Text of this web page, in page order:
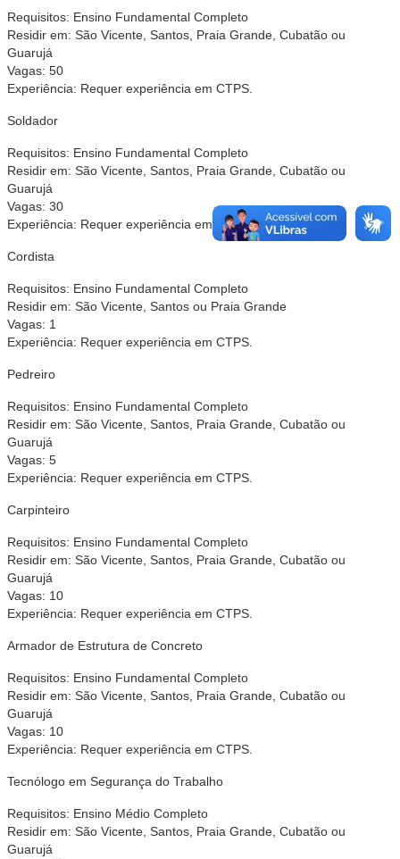
Requisitos: Ensino Fundamental Completo
Residir em: São Vicente, Santos, Praia Grande, Cubatão ou
Guarujá
Vagas: 50
Experiência: Requer experiência em CTPS.
Soldador
Requisitos: Ensino Fundamental Completo
Residir em: São Vicente, Santos, Praia Grande, Cubatão ou
Guarujá
Vagas: 30
Experiência: Requer experiência em CTPS.
Cordista
Requisitos: Ensino Fundamental Completo
Residir em: São Vicente, Santos ou Praia Grande
Vagas: 1
Experiência: Requer experiência em CTPS.
Pedreiro
Requisitos: Ensino Fundamental Completo
Residir em: São Vicente, Santos, Praia Grande, Cubatão ou
Guarujá
Vagas: 5
Experiência: Requer experiência em CTPS.
Carpinteiro
Requisitos: Ensino Fundamental Completo
Residir em: São Vicente, Santos, Praia Grande, Cubatão ou
Guarujá
Vagas: 10
Experiência: Requer experiência em CTPS.
Armador de Estrutura de Concreto
Requisitos: Ensino Fundamental Completo
Residir em: São Vicente, Santos, Praia Grande, Cubatão ou
Guarujá
Vagas: 10
Experiência: Requer experiência em CTPS.
Tecnólogo em Segurança do Trabalho
Requisitos: Ensino Médio Completo
Residir em: São Vicente, Santos, Praia Grande, Cubatão ou
Guarujá